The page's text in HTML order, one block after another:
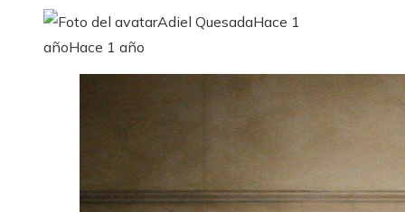
Adiel QuesadaHace 1
añoHace 1 año